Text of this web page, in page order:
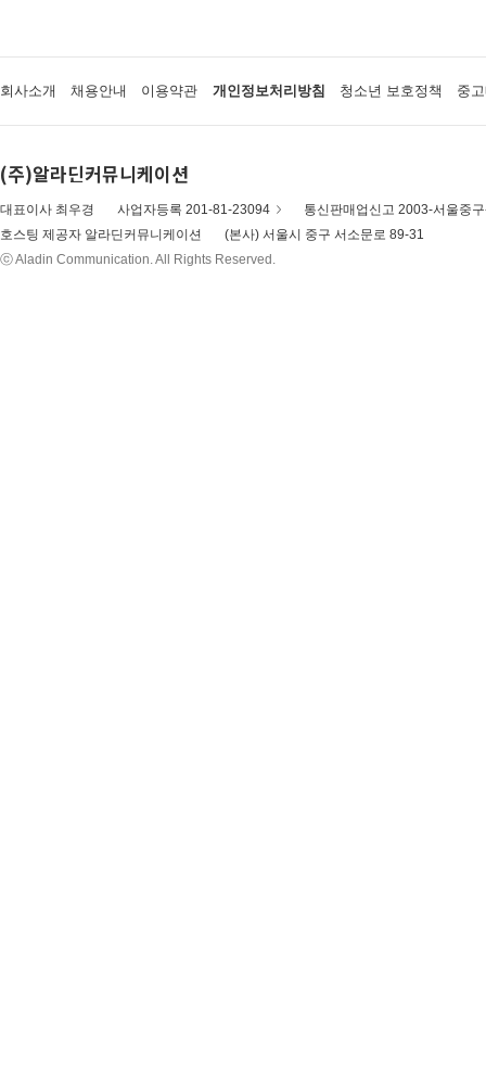
회사소개 채용안내 이용약관 개인정보처리방침 청소년 보호정책 중
(주)알라딘커뮤니케이션
대표이사 최우경 사업자등록 201-81-23094
통신판매업신고 2003-서울중
호스팅 제공자 알라딘커뮤니케이션
(본사) 서울시 중구 서소문로 89-31
ⓒ Aladin Communication. All Rights Reserved.